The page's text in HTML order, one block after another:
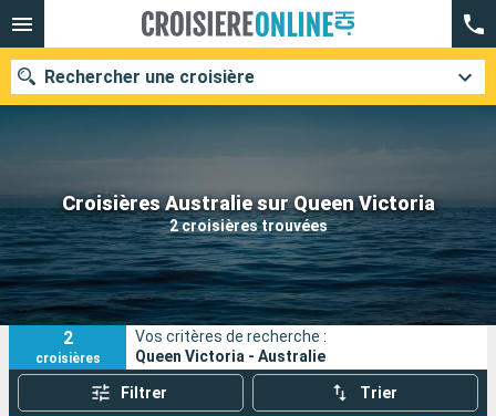
Croisières Australie sur Queen Victoria
2 croisières trouvées
Rechercher une croisière
Nos destinations
Mois de départ
Ports Compagnies
Rechercher
2
croisières
Vos critères de recherche :
Queen Victoria - Australie
Filtrer Trier